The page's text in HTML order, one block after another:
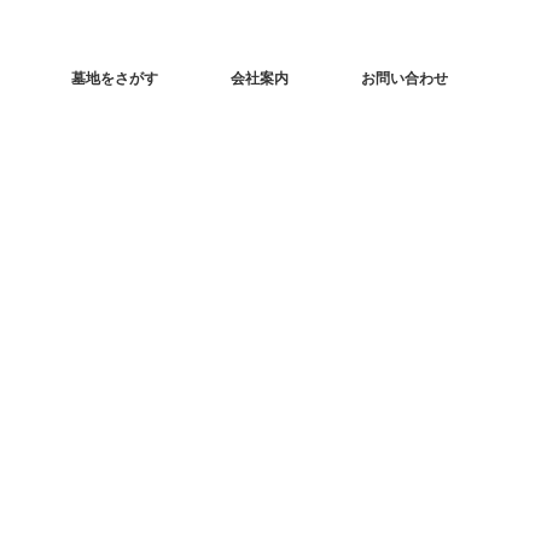
墓地をさがす 会社案内 お問い合わせ